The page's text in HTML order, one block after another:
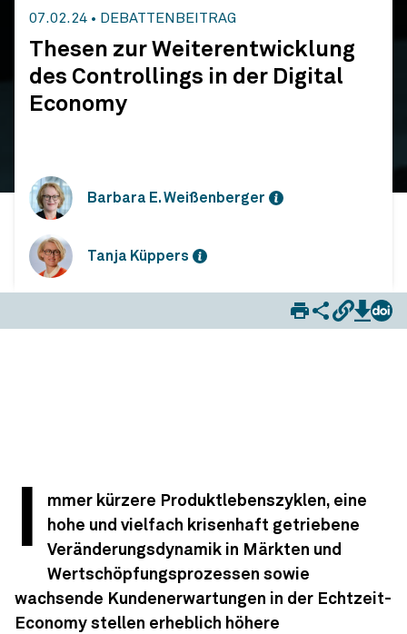
07.02.24 • DEBATTENBEITRAG
Thesen zur Weiterentwicklung
des Controllings in der Digital
Economy
Barbara E. Weißenberger
Tanja Küppers
I
mmer kürzere Produktlebenszyklen, eine
hohe und vielfach krisenhaft getriebene
Veränderungsdynamik in Märkten und
Wertschöpfungsprozessen sowie
wachsende Kundenerwartungen in der Echtzeit-
Economy stellen erheblich höhere